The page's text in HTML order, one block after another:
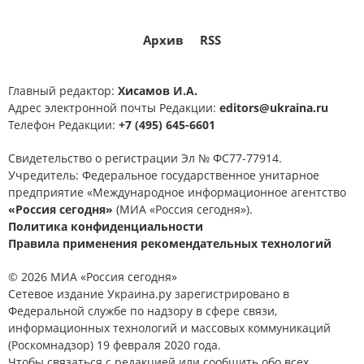
Архив RSS
Главный редактор: Хисамов И.А.
Адрес электронной почты Редакции: editors@ukraina.ru
Телефон Редакции: +7 (495) 645-6601
Свидетельство о регистрации Эл № ФС77-77914.
Учредитель: Федеральное государственное унитарное
предприятие «Международное информационное агентство
«Россия сегодня» (МИА «Россия сегодня»).
Политика конфиденциальности
Правила применения рекомендательных технологий
© 2026 МИА «Россия сегодня»
Сетевое издание Украина.ру зарегистрировано в
Федеральной службе по надзору в сфере связи,
информационных технологий и массовых коммуникаций
(Роскомнадзор) 19 февраля 2020 года.